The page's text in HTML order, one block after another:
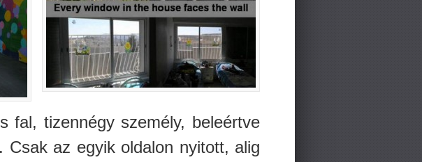
fal, tizennégy személy, beleértve
az egyik oldalon nyitott, alig